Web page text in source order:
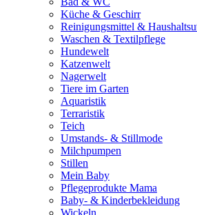
Küche & Geschirr
Reinigungsmittel &
Waschen & Textilpflege
Hundewelt
Katzenwelt
Nagerwelt
Tiere im Garten
Aquaristik
Terraristik
Teich
Umstands- & Stillmode
Milchpumpen
Stillen
Mein Baby
Pflegeprodukte Mama
Baby- & Kinderbekleidung
Wickeln